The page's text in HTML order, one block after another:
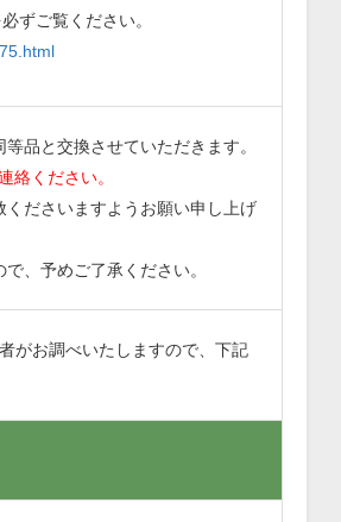
ずご覧ください。
品と交換させていただきます。
絡ください。
ださいますようお願い申し上げ
、予めご了承ください。
がお調べいたしますので、下記